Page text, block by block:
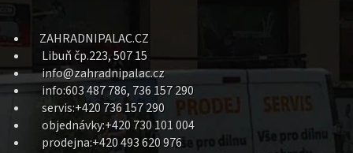
ZAHRADNIPALAC.CZ
Libuň čp.223, 507 15
info@zahradnipalac.cz
info:603 487 786, 736 157 290
servis:+420 736 157 290
objednávky:+420 730 101 004
prodejna:+420 493 620 976